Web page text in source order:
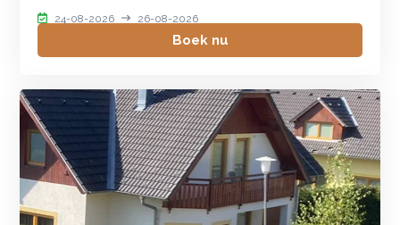
24-08-2026 26-08-2026
Boek nu